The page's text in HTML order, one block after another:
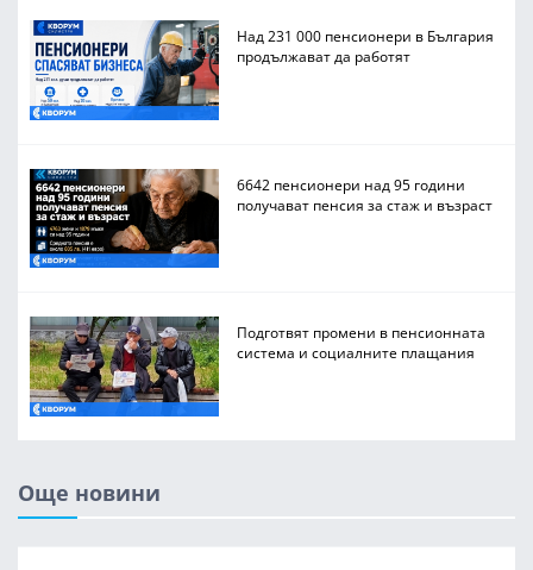
Над 231 000 пенсионери в България
продължават да работят
6642 пенсионери над 95 години
получават пенсия за стаж и възраст
Подготвят промени в пенсионната
система и социалните плащания
Още новини